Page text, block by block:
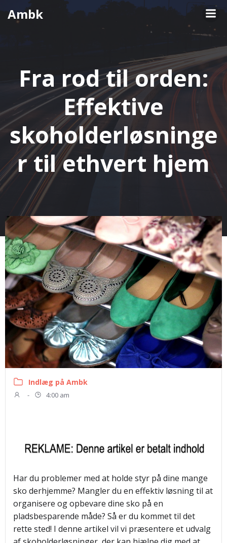
Videre
Ambk
Fra rod til orden:
Effektive
skoholderløsninge
r til ethvert hjem
Indlæg på Ambk
- 4:00 am
Har du problemer med at holde styr på dine mange
sko derhjemme? Mangler du en effektiv løsning til at
organisere og opbevare dine sko på en
pladsbesparende måde? Så er du kommet til det
rette sted! I denne artikel vil vi præsentere et udvalg